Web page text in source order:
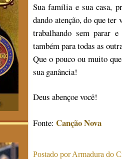
Sua família e sua casa,
dando atenção, do que ter
trabalhando sem parar
também para todas as
Que o pouco ou muito
sua ganância!
Deus abençoe você!
Fonte: Canção Nova
Postado porArmadura do